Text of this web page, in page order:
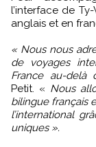
l’interface de
anglais et en
« Nous nous
de voyages
France au-delà
Petit. « Nous
bilingue français
l’international
uniques ».